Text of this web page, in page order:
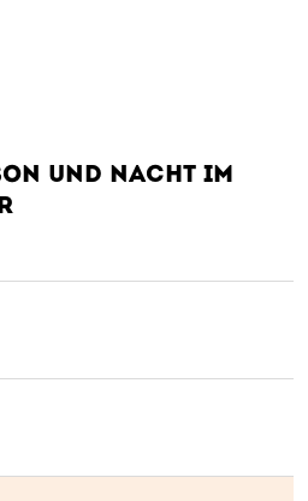
UND NACHT IM